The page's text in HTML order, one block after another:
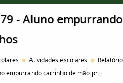
- Aluno
Atividades escolares
Aluno empurrando carrinho de mão próximo ao viveiro de coelhos